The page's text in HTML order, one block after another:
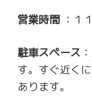
営業時間 ：１
駐車スペース
す。すぐ近く
あります。